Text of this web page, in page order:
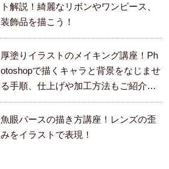
ト解説！綺麗なリボンやワンピース、
装飾品を描こう！
厚塗りイラストのメイキング講座！Ph
otoshopで描くキャラと背景をなじませ
る手順、仕上げや加工方法もご紹介し
ます。
魚眼パースの描き方講座！レンズの歪
みをイラストで表現！